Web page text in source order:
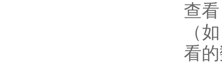
查
（
看